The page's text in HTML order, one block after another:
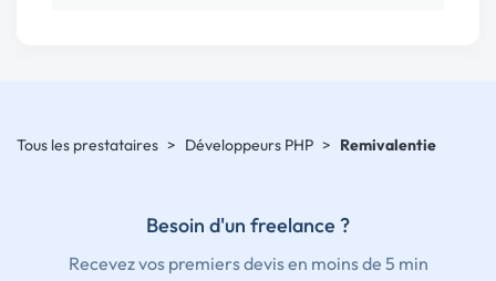
Tous les prestataires > Développeurs PHP > Remivalentie
Besoin d'un freelance ?
Recevez vos premiers devis en moins de 5 min